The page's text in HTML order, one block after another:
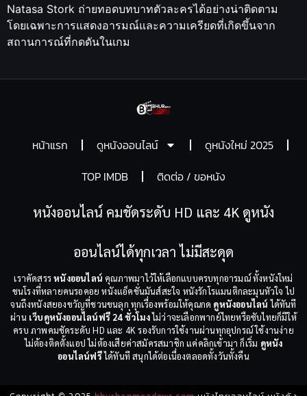
Natasa Stork ถ่ายทอดบทบาทตัวละครได้อย่างน่าติดตาม
โดยเฉพาะการแสดงอารมณ์และความเครียดที่เกิดขึ้นจาก
สถานการณ์ที่กดดันในเกม
หน้าแรก ดูหนังออนไลน์
ดูหนังใหม่ 2025
TOP IMDB
ติดต่อ / ขอหนัง
หนังออนไลน์ คมชัดระดับ HD และ 4K ดูหนัง
ออนไลน์ได้ทุกเวลา ไม่มีสะดุด
เราคัดสรรหนังออนไลน์ คุณภาพมาไว้ให้เลือกแบบครบทุกอารมณ์ ทั้งหนังใหม่
ชนโรงที่หลายคนรอคอย หนังแอ็คชั่นมันส์สะใจ หนังรักโรแมนติกละมุนหัวใจ ไป
จนถึงหนังสยองขวัญที่ชวนขนลุก ทุกเรื่องพร้อมให้คุณกด ดูหนังออนไลน์ ได้ทันที
ผ่าน เว็บดูหนังออนไลน์ฟรี 24 ชั่วโมงไม่ว่าจะเลือกพากย์ไทยหรือซับไทยก็มีให้
ครบ ภาพคมชัดระดับ HD และ 4K รองรับการใช้งานผ่านทุกอุปกรณ์ ใช้งานง่าย
ไม่ต้องติดตั้งแอป ไม่ต้องเสียค่าสมัครสมาชิก แค่คลิกเข้ามา ก็เริ่ม ดูหนัง
ออนไลน์ฟรีได้ทันที สนุกได้ต่อเนื่องตลอดทั้งวันทั้งคืน